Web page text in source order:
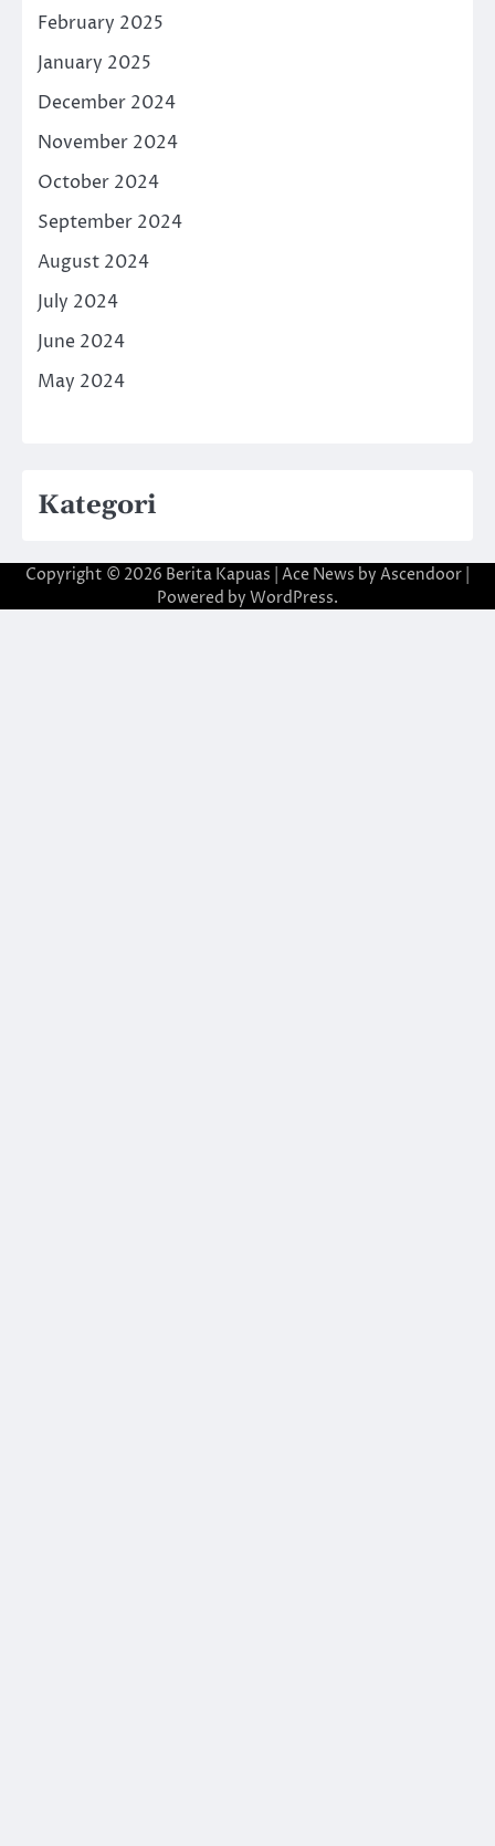
February 2025
January 2025
December 2024
November 2024
October 2024
September 2024
August 2024
July 2024
June 2024
May 2024
Kategori
Copyright © 2026 Berita Kapuas | Ace News by Ascendoor
Powered by WordPress.